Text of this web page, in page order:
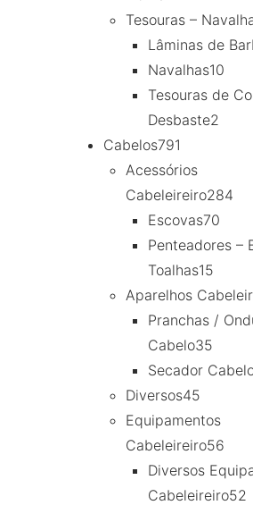
Tesouras –
Lâminas de
Navalhas10
Tesouras de
Desbaste2
Cabelos791
Acessórios
Cabeleireiro284
Escovas70
Penteadores –
Toalhas15
Aparelhos
Pranchas /
Cabelo35
Secador
Diversos45
Equipamentos
Cabeleireiro56
Diversos
Cabeleireiro52